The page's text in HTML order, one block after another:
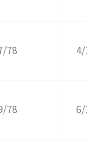
78 4/
78 6/